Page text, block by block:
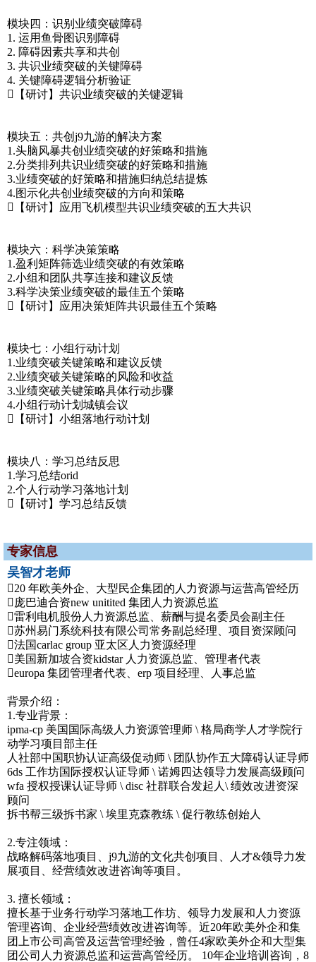
模块四：识别业绩突破障碍
1. 运用鱼骨图识别障碍
2. 障碍因素共享和共创
3. 共识业绩突破的关键障碍
4. 关键障碍逻辑分析验证
【研讨】共识业绩突破的关键逻辑
模块五：共创j9九游的解决方案
1.头脑风暴共创业绩突破的好策略和措施
2.分类排列共识业绩突破的好策略和措施
3.业绩突破的好策略和措施归纳总结提炼
4.图示化共创业绩突破的方向和策略
【研讨】应用飞机模型共识业绩突破的五大共识
模块六：科学决策策略
1.盈利矩阵筛选业绩突破的有效策略
2.小组和团队共享连接和建议反馈
3.科学决策业绩突破的最佳五个策略
【研讨】应用决策矩阵共识最佳五个策略
模块七：小组行动计划
1.业绩突破关键策略和建议反馈
2.业绩突破关键策略的风险和收益
3.业绩突破关键策略具体行动步骤
4.小组行动计划城镇会议
【研讨】小组落地行动计划
模块八：学习总结反思
1.学习总结orid
2.个人行动学习落地计划
【研讨】学习总结反馈
专家信息
吴智才老师
20 年欧美外企、大型民企集团的人力资源与运营高管经历
庞巴迪合资new unitited 集团人力资源总监
雷利电机股份人力资源总监、薪酬与提名委员会副主任
苏州易门系统科技有限公司常务副总经理、项目资深顾问
法国carlac group 亚太区人力资源经理
美国新加坡合资kidstar 人力资源总监、管理者代表
europa 集团管理者代表、erp 项目经理、人事总监
背景介绍：
1.专业背景：
ipma-cp 美国国际高级人力资源管理师 \ 格局商学人才学院行
动学习项目部主任
人社部中国职协认证高级促动师 \ 团队协作五大障碍认证导师
6ds 工作坊国际授权认证导师 \ 诺姆四达领导力发展高级顾问
wfa 授权授课认证导师 \ disc 社群联合发起人\ 绩效改进资深
顾问
拆书帮三级拆书家 \ 埃里克森教练 \ 促行教练创始人
2.专注领域：
战略解码落地项目、j9九游的文化共创项目、人才&领导力发
展项目、经营绩效改进咨询等项目。
3. 擅长领域：
擅长基于业务行动学习落地工作坊、领导力发展和人力资源
管理咨询、企业经营绩效改进咨询等。近20年欧美外企和集
团上市公司高管及运营管理经验，曾任4家欧美外企和大型集
团公司人力资源总监和运营高管经历。 10年企业培训咨询，8